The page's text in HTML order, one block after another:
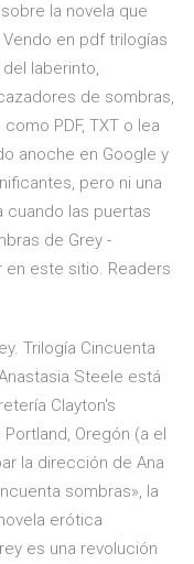
la novela que
en pdf trilogías
laberinto,
de sombras,
PDF, TXT o lea
anoche en Google y
pero ni una
cuando las puertas
de Grey -
en este sitio. Readers
Trilogía Cincuenta
Steele está
Clayton's
Oregón (a el
la dirección de Ana
sombras», la
erótica
es una revolución